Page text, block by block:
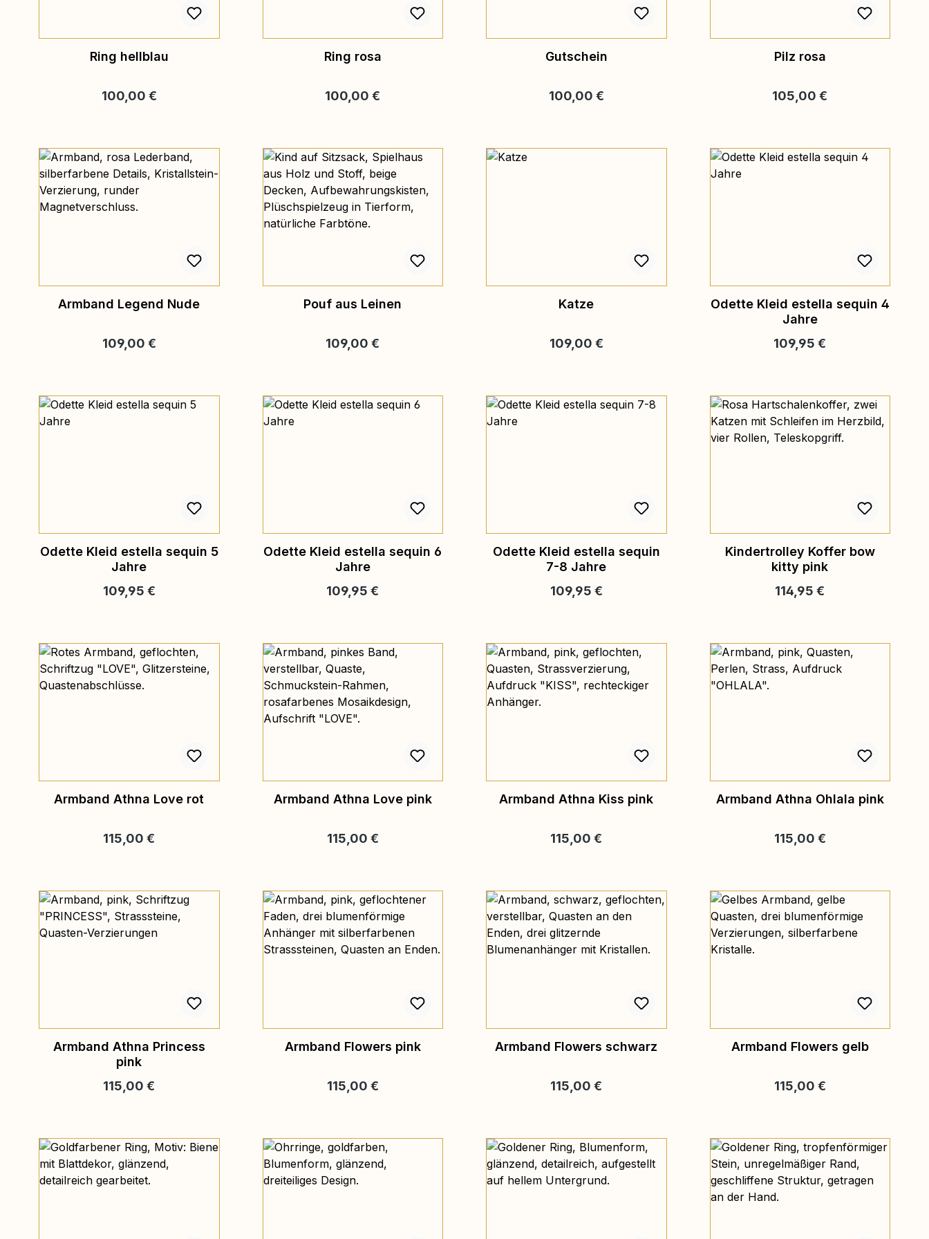
Ring hellblau
Regulärer Preis:
100,00 €
Ring rosa
Regulärer Preis:
100,00 €
Gutschein
Regulärer Preis:
100,00 €
Pilz rosa
Regulärer Preis:
105,00 €
Armband Legend Nude
Regulärer Preis:
109,00 €
Pouf aus Leinen
Regulärer Preis:
109,00 €
Katze
Regulärer Preis:
109,00 €
Odette Kleid estella sequin 4
Jahre
Regulärer Preis:
109,95 €
Odette Kleid estella sequin 5
Jahre
Regulärer Preis:
109,95 €
Odette Kleid estella sequin 6
Jahre
Regulärer Preis:
109,95 €
Odette Kleid estella sequin
7-8 Jahre
Regulärer Preis:
109,95 €
Kindertrolley Koffer bow
kitty pink
Regulärer Preis:
114,95 €
Armband Athna Love rot
Regulärer Preis:
115,00 €
Armband Athna Love pink
Regulärer Preis:
115,00 €
Armband Athna Kiss pink
Regulärer Preis:
115,00 €
Armband Athna Ohlala pink
Regulärer Preis:
115,00 €
Armband Athna Princess
pink
Regulärer Preis:
115,00 €
Armband Flowers pink
Regulärer Preis:
115,00 €
Armband Flowers schwarz
Regulärer Preis:
115,00 €
Armband Flowers gelb
Regulärer Preis:
115,00 €